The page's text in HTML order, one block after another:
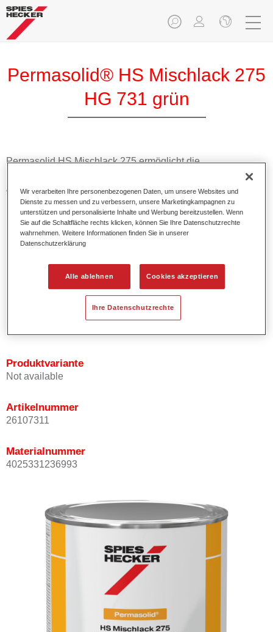
Permasolid® HS Mischlack 275
HG 731 grün
Permasolid HS Mischlack 275 ermöglicht die
Farbtonausmischung vom hochwertigen Permasolid HS
Autolack 275 mit allen Uni-Farbtönen für die Pkw-
Lackierung.
Produktmerkmale
Erlaubt eine einfache und schnelle Verarbeitung in 1,5
Ermöglicht schnelle Trocknungszeiten.
Bietet ein hohes Deckvermögen.
Besitzt einen exzellenten Decklackstand.
Entspricht den VOC Anforderungen.
Produktvariante
Not available
Artikelnummer
26107311
Materialnummer
4025331236993
Wir verarbeiten Ihre personenbezogenen Daten, um unsere Websites und
Dienste zu messen und zu verbessern, unsere Marketingkampagnen zu
unterstützen und personalisierte Inhalte und Werbung bereitzustellen. Wenn
Sie auf die Schaltfläche rechts klicken, können Sie Ihre Datenschutzrechte
wahrnehmen. Weitere Informationen finden Sie in unserer
Datenschutzerklärung
Alle ablehnen Cookies akzeptieren
Ihre Datenschutzrechte